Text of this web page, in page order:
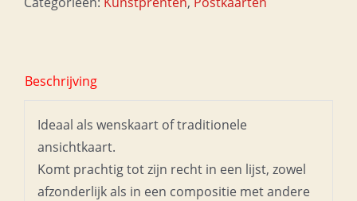
Beschrijving
Ideaal als wenskaart of traditionele
ansichtkaart.
Komt prachtig tot zijn recht in een lijst, zowel
afzonderlijk als in een compositie met andere